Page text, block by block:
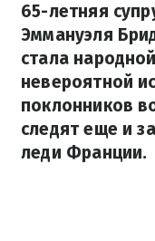
65-летняя
Эммануэля
стала
невероятной
поклонников
следят еще и
леди Франции.